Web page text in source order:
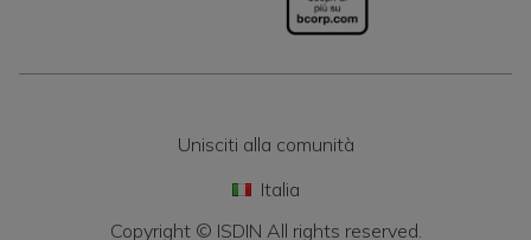
Copyright © ISDIN All rights reserved.
Italia
Unisciti alla comunità